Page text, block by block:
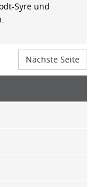
Syre und
Nächste Seite